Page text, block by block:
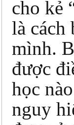
cho kẻ
là cách
mình.
được
học
nguy